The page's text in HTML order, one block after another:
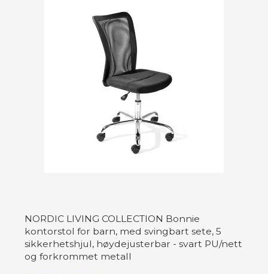
NORDIC LIVING COLLECTION Bonnie
kontorstol for barn, med svingbart sete, 5
sikkerhetshjul, høydejusterbar - svart PU/nett
og forkrommet metall